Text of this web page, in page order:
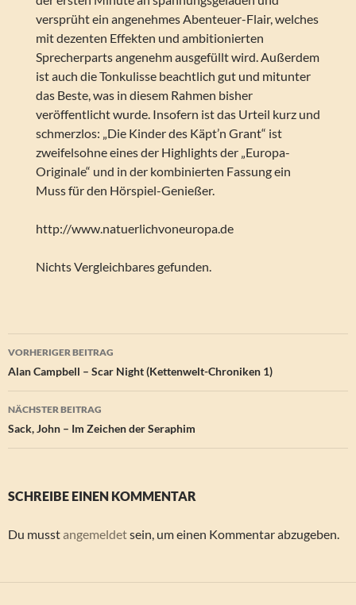
versprüht ein angenehmes Abenteuer-Flair, welches
mit dezenten Effekten und ambitionierten
Sprecherparts angenehm ausgefüllt wird. Außerdem
ist auch die Tonkulisse beachtlich gut und mitunter
das Beste, was in diesem Rahmen bisher
veröffentlicht wurde. Insofern ist das Urteil kurz und
schmerzlos: „Die Kinder des Käpt’n Grant“ ist
zweifelsohne eines der Highlights der „Europa-
Originale“ und in der kombinierten Fassung ein
Muss für den Hörspiel-Genießer.
http://www.natuerlichvoneuropa.de
Nichts Vergleichbares gefunden.
Beitragsnavigation
VORHERIGER BEITRAG
Alan Campbell – Scar Night (Kettenwelt-Chroniken 1)
NÄCHSTER BEITRAG
Sack, John – Im Zeichen der Seraphim
SCHREIBE EINEN KOMMENTAR
Du musstangemeldetsein, um einen Kommentar abzugeben.